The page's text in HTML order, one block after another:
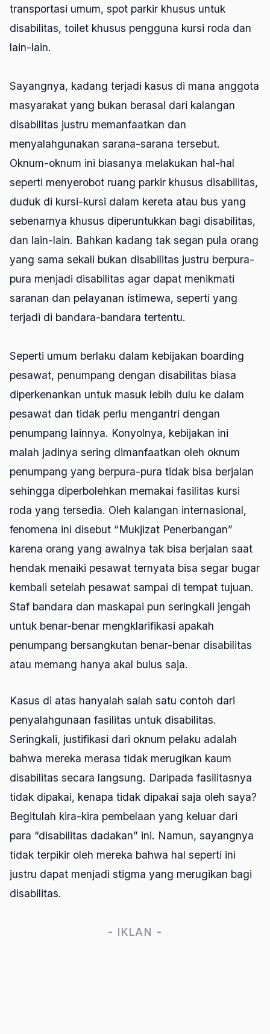
transportasi umum, spot parkir khusus untuk
disabilitas, toilet khusus pengguna kursi roda dan
lain-lain.
Sayangnya, kadang terjadi kasus di mana anggota
masyarakat yang bukan berasal dari kalangan
disabilitas justru memanfaatkan dan
menyalahgunakan sarana-sarana tersebut.
Oknum-oknum ini biasanya melakukan hal-hal
seperti menyerobot ruang parkir khusus disabilitas,
duduk di kursi-kursi dalam kereta atau bus yang
sebenarnya khusus diperuntukkan bagi disabilitas,
dan lain-lain. Bahkan kadang tak segan pula orang
yang sama sekali bukan disabilitas justru berpura-
pura menjadi disabilitas agar dapat menikmati
saranan dan pelayanan istimewa, seperti yang
terjadi di bandara-bandara tertentu.
Seperti umum berlaku dalam kebijakan boarding
pesawat, penumpang dengan disabilitas biasa
diperkenankan untuk masuk lebih dulu ke dalam
pesawat dan tidak perlu mengantri dengan
penumpang lainnya. Konyolnya, kebijakan ini
malah jadinya sering dimanfaatkan oleh oknum
penumpang yang berpura-pura tidak bisa berjalan
sehingga diperbolehkan memakai fasilitas kursi
roda yang tersedia. Oleh kalangan internasional,
fenomena ini disebut “Mukjizat Penerbangan”
karena orang yang awalnya tak bisa berjalan saat
hendak menaiki pesawat ternyata bisa segar bugar
kembali setelah pesawat sampai di tempat tujuan.
Staf bandara dan maskapai pun seringkali jengah
untuk benar-benar mengklarifikasi apakah
penumpang bersangkutan benar-benar disabilitas
atau memang hanya akal bulus saja.
Kasus di atas hanyalah salah satu contoh dari
penyalahgunaan fasilitas untuk disabilitas.
Seringkali, justifikasi dari oknum pelaku adalah
bahwa mereka merasa tidak merugikan kaum
disabilitas secara langsung. Daripada fasilitasnya
tidak dipakai, kenapa tidak dipakai saja oleh saya?
Begitulah kira-kira pembelaan yang keluar dari
para “disabilitas dadakan” ini. Namun, sayangnya
tidak terpikir oleh mereka bahwa hal seperti ini
justru dapat menjadi stigma yang merugikan bagi
disabilitas.
- IKLAN -